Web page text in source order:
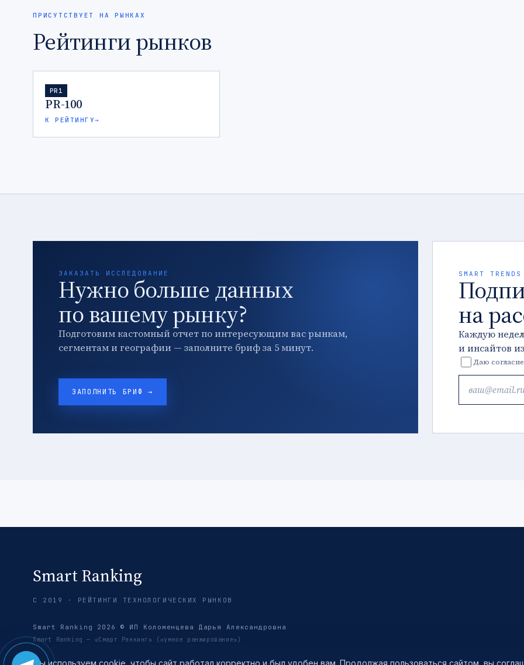
ПРИСУТСТВУЕТ НА РЫНКАХ
Рейтинги рынков
PR1
PR-100
К РЕЙТИНГУ→
ЗАКАЗАТЬ ИССЛЕДОВАНИЕ
Нужно больше данных
по вашему рынку?
Подготовим кастомный отчет по интересующим вас рынкам,
сегментам и географии — заполните бриф за 5 минут.
ЗАПОЛНИТЬ БРИФ →
SMART TRENDS
на
Каждую
и инсайтов
Даю
Smart Ranking
С 2019 · РЕЙТИНГИ ТЕХНОЛОГИЧЕСКИХ РЫНКОВ
Smart Ranking 2026 © ИП Коломенцева Дарья Александровна
Smart Ranking — «Смарт Рэнкинг» («умное ранжирование»)
Мы используем cookie, чтобы сайт работал корректно и был удобен вам. Продолжая пользоваться сайтом, вы